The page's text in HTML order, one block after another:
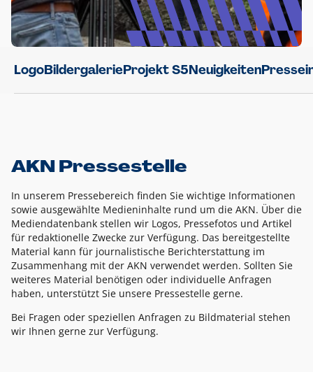
LogoBildergalerieProjekt S5Neuigkeiten
AKN Pressestelle
In unserem Pressebereich finden Sie wichtige Informationen
sowie ausgewählte Medieninhalte rund um die AKN. Über die
Mediendatenbank stellen wir Logos, Pressefotos und Artikel
für redaktionelle Zwecke zur Verfügung. Das bereitgestellte
Material kann für journalistische Berichterstattung im
Zusammenhang mit der AKN verwendet werden. Sollten Sie
weiteres Material benötigen oder individuelle Anfragen
haben, unterstützt Sie unsere Pressestelle gerne.
Bei Fragen oder speziellen Anfragen zu Bildmaterial stehen
wir Ihnen gerne zur Verfügung.